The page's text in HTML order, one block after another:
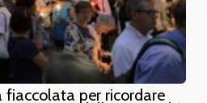
fiaccolata per ricordare